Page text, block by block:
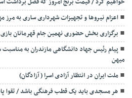
اعزام نیروها و تجهیزات شهرداری ساری به مرز
برگزاری بخش حضوری نهمین جام قهرمانان بازی
پیام رئیس جهاد دانشگاهی مازندران به مناسبت
میهن
ملت ایران در انتظار آزادی اسرا ( آزادگان)
هر مسجدی باید یک قطب فرهنگی باشد / تقوا